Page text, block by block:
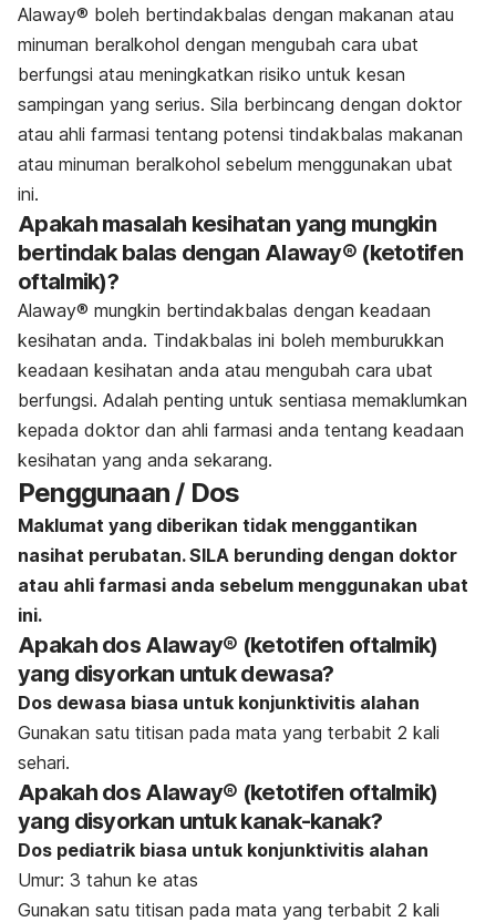
Alaway® boleh bertindakbalas dengan makanan atau
minuman beralkohol dengan mengubah cara ubat
berfungsi atau meningkatkan risiko untuk kesan
sampingan yang serius. Sila berbincang dengan doktor
atau ahli farmasi tentang potensi tindakbalas makanan
atau minuman beralkohol sebelum menggunakan ubat
ini.
Apakah masalah kesihatan yang mungkin
bertindak balas dengan Alaway® (ketotifen
oftalmik)?
Alaway® mungkin bertindakbalas dengan keadaan
kesihatan anda. Tindakbalas ini boleh memburukkan
keadaan kesihatan anda atau mengubah cara ubat
berfungsi. Adalah penting untuk sentiasa memaklumkan
kepada doktor dan ahli farmasi anda tentang keadaan
kesihatan yang anda sekarang.
Penggunaan / Dos
Maklumat yang diberikan tidak menggantikan
nasihat perubatan. SILA berunding dengan doktor
atau ahli farmasi anda sebelum menggunakan ubat
ini.
Apakah dos Alaway® (ketotifen oftalmik)
yang disyorkan untuk dewasa?
Dos dewasa biasa untuk konjunktivitis alahan
Gunakan satu titisan pada mata yang terbabit 2 kali
sehari.
Apakah dos Alaway® (ketotifen oftalmik)
yang disyorkan untuk kanak-kanak?
Dos pediatrik biasa untuk konjunktivitis alahan
Umur: 3 tahun ke atas
Gunakan satu titisan pada mata yang terbabit 2 kali